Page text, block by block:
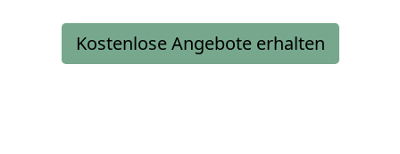
Kostenlose Angebote erhalten